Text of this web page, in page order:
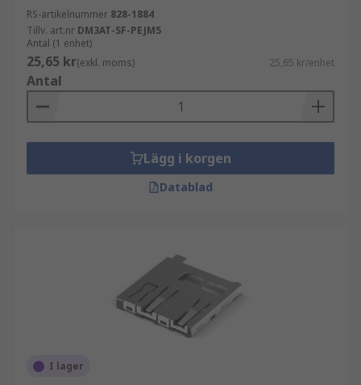
RS-artikelnummer 828-1884
Tillv. art.nr DM3AT-SF-PEJM5
Antal (1 enhet)
25,65 kr(exkl. moms) 25,65 kr/enhet
Antal
Lägg i korgen
Datablad
I lager